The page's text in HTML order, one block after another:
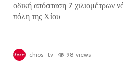
οδική απόσταση 7 χιλιομέτρων
πόλη της Χίου
chios_tv 98 views